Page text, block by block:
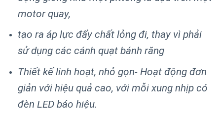
motor quay,
tạo ra áp lực đẩy chất lỏng đi, thay vì phải
sử dụng các cánh quạt bánh răng
Thiết kế linh hoạt, nhỏ gọn- Hoạt động đơn
giản với hiệu quả cao, với mỗi xung nhịp có
đèn LED báo hiệu.